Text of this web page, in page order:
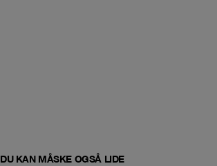
DU KAN MÅSKE OGSÅ LIDE